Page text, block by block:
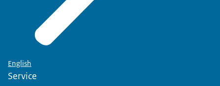
English
Service